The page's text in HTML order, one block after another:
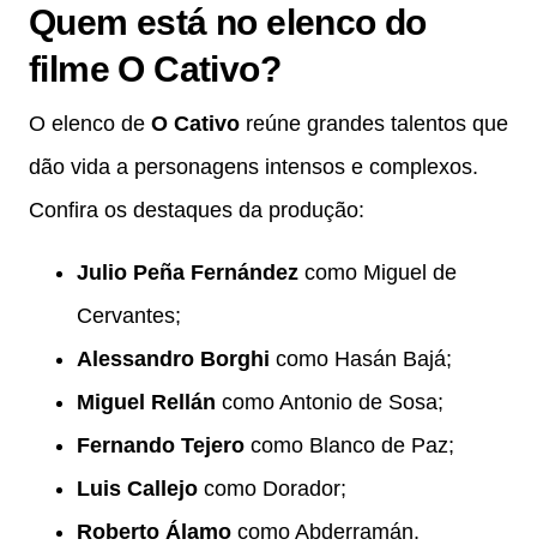
Quem está no elenco do
filme O Cativo?
O elenco de O Cativo reúne grandes talentos que
dão vida a personagens intensos e complexos.
Confira os destaques da produção:
Julio Peña Fernández como Miguel de
Cervantes;
Alessandro Borghi como Hasán Bajá;
Miguel Rellán como Antonio de Sosa;
Fernando Tejero como Blanco de Paz;
Luis Callejo como Dorador;
Roberto Álamo como Abderramán.